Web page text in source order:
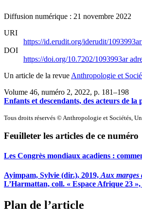
Diffusion numérique : 21 novembre 2022
URI
https://id.erudit.org/iderudit/1093993ar
DOI
https://doi.org/10.7202/1093993ar
Un article de la revue Anthropologie et
Volume 46, numéro 2, 2022, p. 181–198
Enfants et descendants, des acteurs de la
Tous droits réservés © Anthropologie et Sociétés,
Feuilleter les articles de ce numéro
Les Congrès mondiaux acadiens :
Ayimpam, Sylvie (dir.), 2019, Aux marges
L’Harmattan, coll. « Espace Afrique 23 »,
Plan de l’article